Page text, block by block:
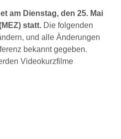
am Dienstag, den 25. Mai
statt. Die folgenden
und alle Änderungen
bekannt gegeben.
Videokurzfilme